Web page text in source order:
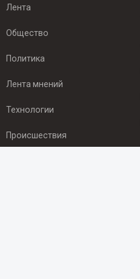
Лента
Общество
Политика
Лента мнений
Технологии
Происшествия